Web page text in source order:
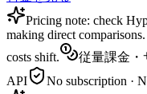
Pricing note: check
making direct
costs shift.
従量課金・
API
No subscription ·